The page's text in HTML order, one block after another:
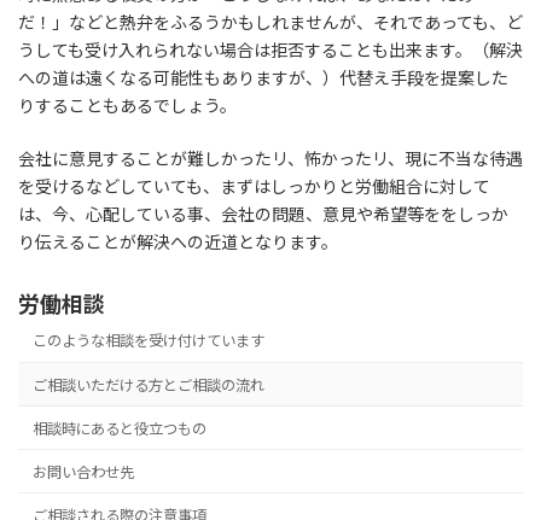
だ！」などと熱弁をふるうかもしれませんが、それであっても、ど
うしても受け入れられない場合は拒否することも出来ます。（解決
への道は遠くなる可能性もありますが、）代替え手段を提案した
りすることもあるでしょう。
会社に意見することが難しかったリ、怖かったリ、現に不当な待遇
を受けるなどしていても、まずはしっかりと労働組合に対して
は、今、心配している事、会社の問題、意見や希望等ををしっか
り伝えることが解決への近道となります。
労働相談
このような相談を受け付けています
ご相談いただける方とご相談の流れ
相談時にあると役立つもの
お問い合わせ先
ご相談される際の注意事項